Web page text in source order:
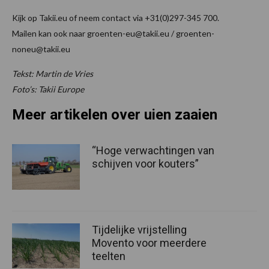
Kijk op Takii.eu of neem contact via +31(0)297-345 700.
Mailen kan ook naar groenten-eu@takii.eu / groenten-
noneu@takii.eu
Tekst: Martin de Vries
Foto’s: Takii Europe
Meer artikelen over uien zaaien
“Hoge verwachtingen van
schijven voor kouters”
Tijdelijke vrijstelling
Movento voor meerdere
teelten